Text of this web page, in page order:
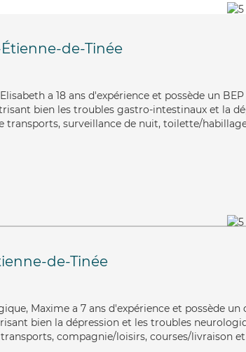
de-Tinée
a 18 ans d'expérience et possède un
bien les troubles gastro-intestinaux et la
transports, surveillance de nuit, toilette/
de-Tinée
Maxime a 7 ans d'expérience et possède un
bien la dépression et les troubles
compagnie/loisirs, courses/livraison